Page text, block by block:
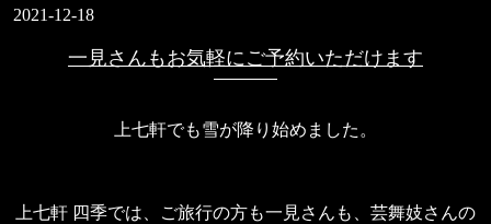
2021-12-18
一見さんもお気軽にご予約いただけます
上七軒でも雪が降り始めました。
上七軒 四季では、ご旅行の方も一見さんも、芸舞妓さんの